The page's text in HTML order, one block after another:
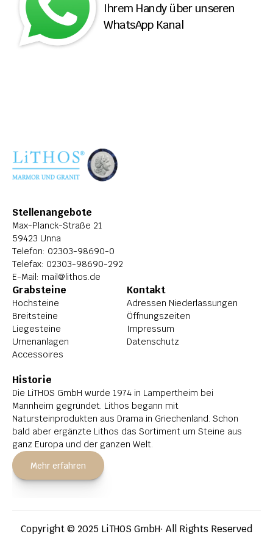
ÜBER LITHOS
HISTORIE
Ihrem Handy über unseren
WhatsApp Kanal
Stellenangebote
Max-Planck-Straße 21
59423 Unna
Telefon: 02303-98690-0
Telefax: 02303-98690-292
E-Mail: mail@lithos.de
Grabsteine
Hochsteine
Breitsteine
Liegesteine
Urnenanlagen
Accessoires
Kontakt
Adressen Niederlassungen
Öffnungszeiten
Impressum
Datenschutz
Historie
Die LiTHOS GmbH wurde 1974 in Lampertheim bei
Mannheim gegründet. Lithos begann mit
Natursteinprodukten aus Drama in Griechenland. Schon
bald aber ergänzte Lithos das Sortiment um Steine aus
ganz Europa und der ganzen Welt.
Mehr erfahren
Copyright © 2025 LiTHOS GmbH· All Rights Reserved